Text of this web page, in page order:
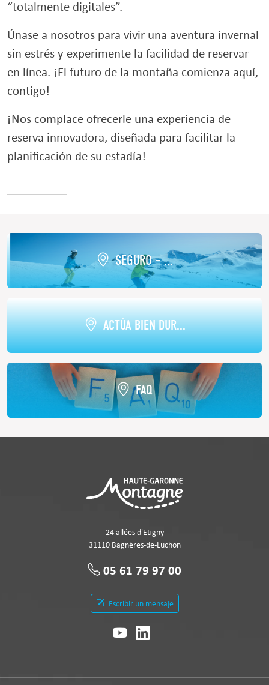
“totalmente digitales”.
Únase a nosotros para vivir una aventura invernal
sin estrés y experimente la facilidad de reservar
en línea. ¡El futuro de la montaña comienza aquí,
contigo!
¡Nos complace ofrecerle una experiencia de
reserva innovadora, diseñada para facilitar la
planificación de su estadía!
SEGURO – ...
ACTÚA BIEN DUR...
FAQ
24 allées d'Etigny
31110 Bagnères-de-Luchon
05 61 79 97 00
Escribir un mensaje